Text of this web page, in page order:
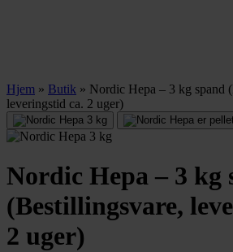
Hjem » Butik » Nordic Hepa – 3 kg spand
leveringstid ca. 2 uger)
Nordic Hepa – 3 kg
(Bestillingsvare,
2 uger)